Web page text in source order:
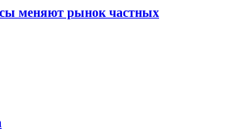
меняют рынок частных